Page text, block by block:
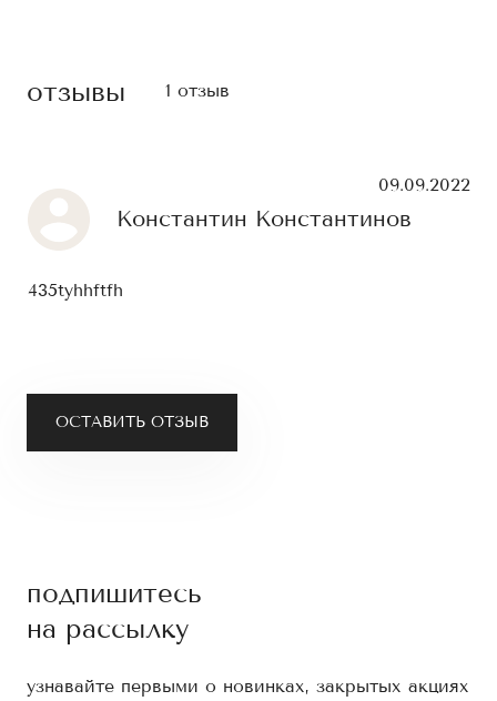
отзывы 1 отзыв
ОСТАВИТЬ ОТЗЫВ
Константин Константинов
09.09.2022
435tyhhftfh
подпишитесь
на рассылку
узнавайте первыми о новинках, закрытых акциях